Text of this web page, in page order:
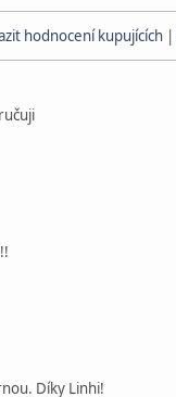
hodnocení kupujících |
Díky Linhi!